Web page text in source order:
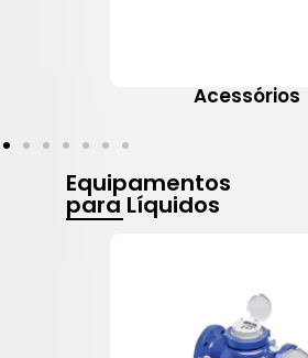
Acessórios
Equipamentos
para Líquidos